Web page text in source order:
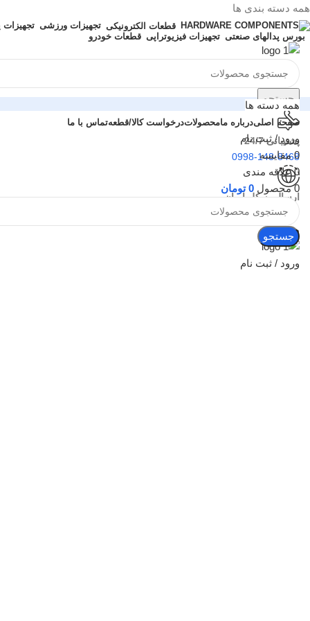
همه دسته بندی ها
قطعات الکترونیکی تجهیزات ورزشی
بورس پدالهای صنعتی تجهیزات فیزیوتراپی قطعات خودرو
جستجو
پشتیبانی 24/7
0998-148-8468
ارسال به کل ایران
تهران و شهرستان ها
منو
ورود / ثبت نام
همه دسته ها
صفحه اصلیدرباره مامحصولاتدرخواست کالا/قطعهتماس با ما
ورود / ثبت نام
0 مقایسه
0 علاقه مندی
0 محصول 0 تومان
جستجو